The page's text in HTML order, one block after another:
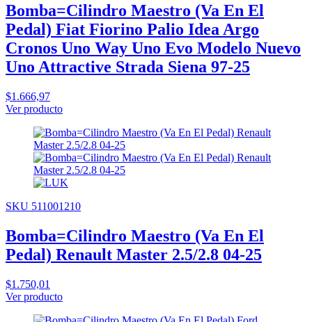
Bomba=Cilindro Maestro (Va En El
Pedal) Fiat Fiorino Palio Idea Argo
Cronos Uno Way Uno Evo Modelo Nuevo
Uno Attractive Strada Siena 97-25
$1.666,97
Ver producto
SKU 511001210
Bomba=Cilindro Maestro (Va En El
Pedal) Renault Master 2.5/2.8 04-25
$1.750,01
Ver producto